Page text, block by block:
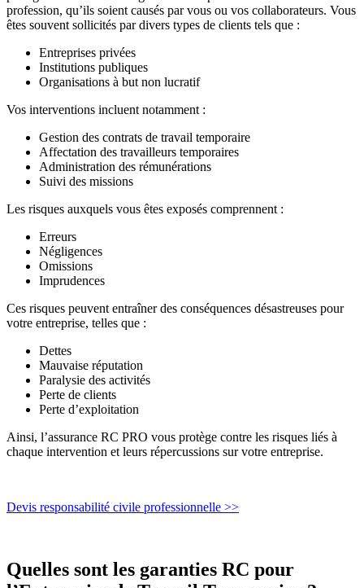
profession, qu’ils soient causés par vous ou vos collaborateurs. Vous
êtes souvent sollicités par divers types de clients tels que :
Entreprises privées
Institutions publiques
Organisations à but non lucratif
Vos interventions incluent notamment :
Gestion des contrats de travail temporaire
Affectation des travailleurs temporaires
Administration des rémunérations
Suivi des missions
Les risques auxquels vous êtes exposés comprennent :
Erreurs
Négligences
Omissions
Imprudences
Ces risques peuvent entraîner des conséquences désastreuses pour
votre entreprise, telles que :
Dettes
Mauvaise réputation
Paralysie des activités
Perte de clients
Perte d’exploitation
Ainsi, l’assurance RC PRO vous protège contre les risques liés à
chaque intervention et leurs répercussions sur votre entreprise.
Devis responsabilité civile professionnelle >>
Quelles sont les garanties RC pour